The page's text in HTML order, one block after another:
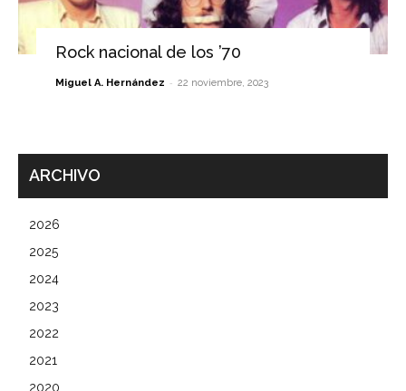
Rock nacional de los ’70
Miguel A. Hernández - 22 noviembre, 2023
ARCHIVO
2026
2025
2024
2023
2022
2021
2020